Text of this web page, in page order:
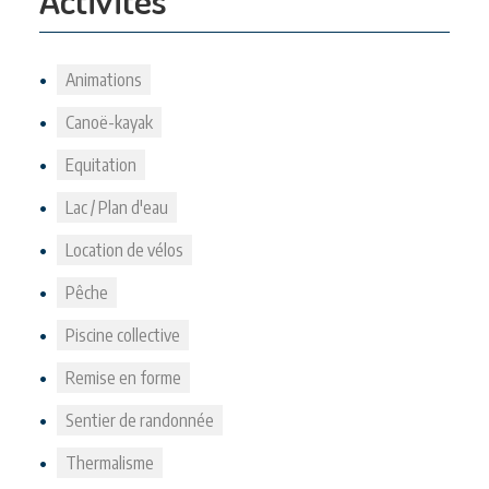
Animations
Canoë-kayak
Equitation
Lac / Plan d'eau
Location de vélos
Pêche
Piscine collective
Remise en forme
Sentier de randonnée
Thermalisme